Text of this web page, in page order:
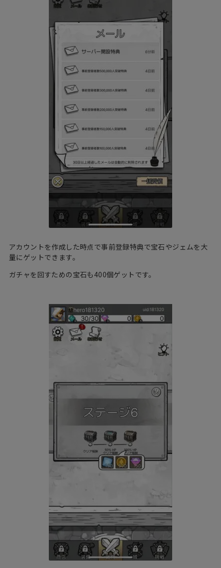
アカウントを作成した時点で事前登録特典で宝石やジェムを大
量にゲットできます。
ガチャを回すための宝石も400個ゲットです。